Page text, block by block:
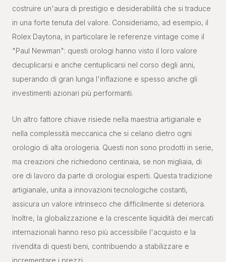
costruire un'aura di prestigio e desiderabilità che si traduce
in una forte tenuta del valore. Consideriamo, ad esempio, il
Rolex Daytona, in particolare le referenze vintage come il
"Paul Newman": questi orologi hanno visto il loro valore
decuplicarsi e anche centuplicarsi nel corso degli anni,
superando di gran lunga l'inflazione e spesso anche gli
investimenti azionari più performanti.
Un altro fattore chiave risiede nella maestria artigianale e
nella complessità meccanica che si celano dietro ogni
orologio di alta orologeria. Questi non sono prodotti in serie,
ma creazioni che richiedono centinaia, se non migliaia, di
ore di lavoro da parte di orologiai esperti. Questa tradizione
artigianale, unita a innovazioni tecnologiche costanti,
assicura un valore intrinseco che difficilmente si deteriora.
Inoltre, la globalizzazione e la crescente liquidità dei mercati
internazionali hanno reso più accessibile l'acquisto e la
rivendita di questi beni, contribuendo a stabilizzare e
incrementare i prezzi.